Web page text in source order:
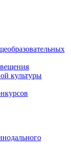
культуры